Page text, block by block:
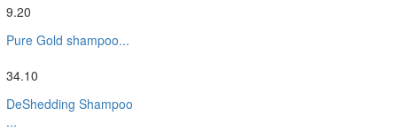
9.20
Pure Gold shampoo...
34.10
DeShedding Shampoo
...